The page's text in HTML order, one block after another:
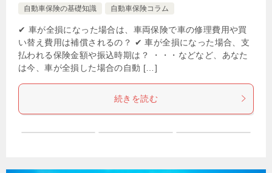
自動車保険の基礎知識 自動車保険コラム
✔ 車が全損になった場合は、車両保険で車の修理費用や買
い替え費用は補償されるの？ ✔ 車が全損になった場合、支
払われる保険金額や振込時期は？ ・・・などなど、あなた
は今、車が全損した場合の自動 […]
続きを読む